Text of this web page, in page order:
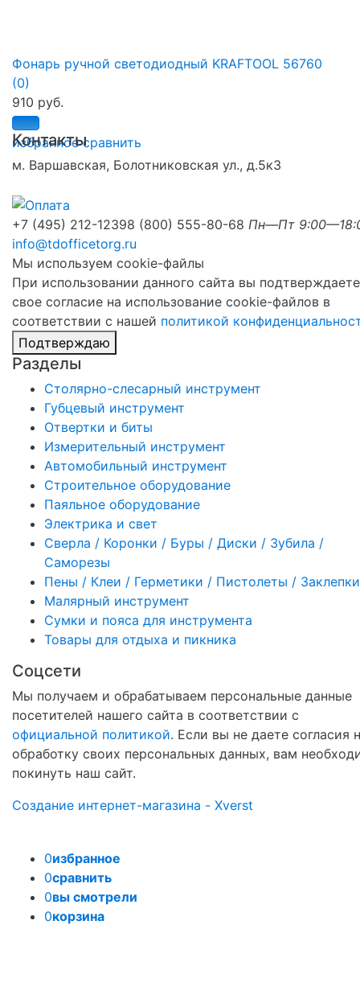
избранное сравнить
Фонарь ручной светодиодный KRAFTOOL 56760
(0)
910 руб.
Контакты
м. Варшавская, Болотниковская ул., д.5к3
+7 (495) 212-12398 (800) 555-80-68 Пн—Пт
info@tdofficetorg.ru
Мы используем cookie-файлы
При использовании данного сайта вы подтверждаете
свое согласие на использование cookie-файлов в
соответствии с нашей политикой
Подтверждаю
Разделы
Столярно-слесарный инструмент
Губцевый инструмент
Отвертки и биты
Измерительный инструмент
Автомобильный инструмент
Строительное оборудование
Паяльное оборудование
Электрика и свет
Сверла / Коронки / Буры / Диски / Зубила /
Саморезы
Пены / Клеи / Герметики / Пистолеты / Заклепки
Малярный инструмент
Сумки и пояса для инструмента
Товары для отдыха и пикника
Соцсети
Мы получаем и обрабатываем персональные данные
посетителей нашего сайта в соответствии с
официальной политикой. Если вы не даете согласия
обработку своих персональных данных, вам
покинуть наш сайт.
Создание интернет-магазина - Xverst
0избранное
0сравнить
0вы смотрели
0корзина